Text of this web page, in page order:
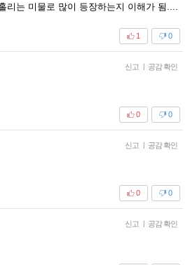
리는 미물로 많이 등장하는지 이해가 됨....
0
1
신고 | 공감 확인
0
0
신고 | 공감 확인
0
0
신고 | 공감 확인